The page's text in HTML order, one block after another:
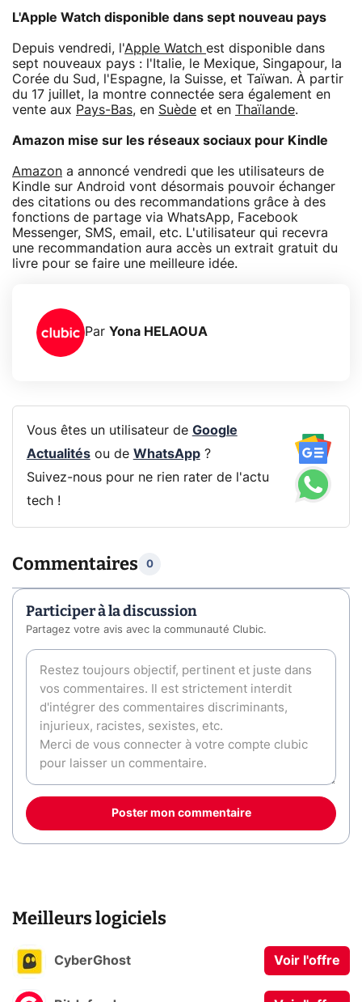
L'Apple Watch disponible dans sept nouveau pays
Depuis vendredi, l'Apple Watch est disponible dans
sept nouveaux pays : l'Italie, le Mexique, Singapour, la
Corée du Sud, l'Espagne, la Suisse, et Taïwan. À partir
du 17 juillet, la montre connectée sera également en
vente aux Pays-Bas, en Suède et en Thaïlande.
Amazon mise sur les réseaux sociaux pour Kindle
Amazon a annoncé vendredi que les utilisateurs de
Kindle sur Android vont désormais pouvoir échanger
des citations ou des recommandations grâce à des
fonctions de partage via WhatsApp, Facebook
Messenger, SMS, email, etc. L'utilisateur qui recevra
une recommandation aura accès un extrait gratuit du
livre pour se faire une meilleure idée.
Par Yona HELAOUA
Vous êtes un utilisateur de Google
Actualitésou de WhatsApp?
Suivez-nous pour ne rien rater de l'actu
tech !
Commentaires 0
Participer à la discussion
Partagez votre avis avec la communauté Clubic.
Poster mon commentaire
Meilleurs logiciels
CyberGhost Voir l'offre